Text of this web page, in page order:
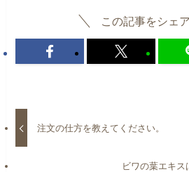
この記事をシェ
注文の仕方を教えてください。
ビワの葉エキス